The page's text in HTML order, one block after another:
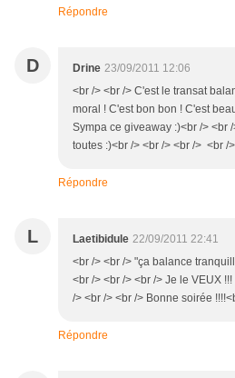
Répondre
D Drine 23/09/2011 12:06
<br /> <br /> C'est le transat
moral ! C'est bon bon ! C'est
Sympa ce giveaway :)<br /> <br
toutes :)<br /> <br /> <br /> <br /
Répondre
L Laetibidule 22/09/2011 22:41
<br /> <br /> "ça balance
<br /> <br /> <br /> Je le VEUX
/> <br /> <br /> Bonne soirée
Répondre